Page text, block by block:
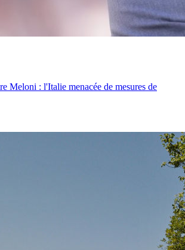
Meloni : l'Italie menacée de mesures de